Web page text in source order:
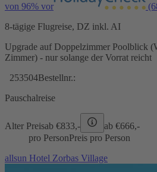
von 96% vor
8-tägige Flugreise, DZ inkl. AI
Upgrade auf Doppelzimmer Poolblick
Zimmer) - nur solange der Vorrat reicht
253504Bestellnr.:
Pauschalreise
Alter Preisab €833,- ab €666,-
pro PersonPreis pro Person
allsun Hotel Zorbas Village